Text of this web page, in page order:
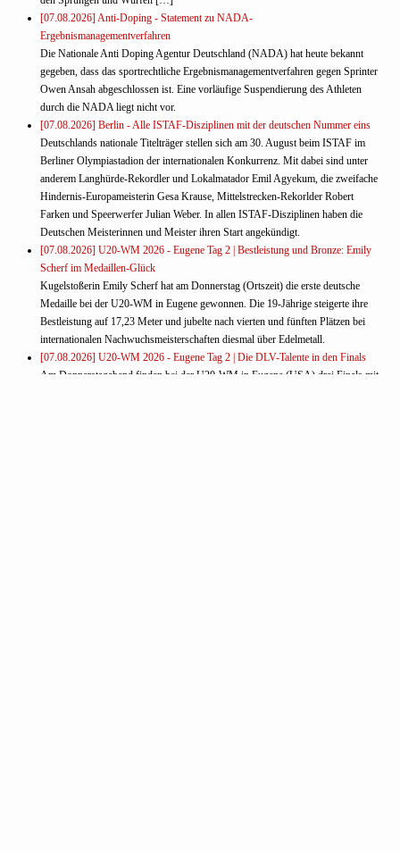
[07.08.2026] Anti-Doping - Statement zu NADA-
Ergebnismanagementverfahren
Die Nationale Anti Doping Agentur Deutschland (NADA) hat heute bekannt
gegeben, dass das sportrechtliche Ergebnismanagementverfahren gegen Sprinter
Owen Ansah abgeschlossen ist. Eine vorläufige Suspendierung des Athleten
durch die NADA liegt nicht vor.
[07.08.2026] Berlin - Alle ISTAF-Disziplinen mit der deutschen Nummer eins
Deutschlands nationale Titelträger stellen sich am 30. August beim ISTAF im
Berliner Olympiastadion der internationalen Konkurrenz. Mit dabei sind unter
anderem Langhürde-Rekordler und Lokalmatador Emil Agyekum, die zweifache
Hindernis-Europameisterin Gesa Krause, Mittelstrecken-Rekorlder Robert
Farken und Speerwerfer Julian Weber. In allen ISTAF-Disziplinen haben die
Deutschen Meisterinnen und Meister ihren Start angekündigt.
[07.08.2026] U20-WM 2026 - Eugene Tag 2 | Bestleistung und Bronze: Emily
Scherf im Medaillen-Glück
Kugelstoßerin Emily Scherf hat am Donnerstag (Ortszeit) die erste deutsche
Medaille bei der U20-WM in Eugene gewonnen. Die 19-Jährige steigerte ihre
Bestleistung auf 17,23 Meter und jubelte nach vierten und fünften Plätzen bei
internationalen Nachwuchsmeisterschaften diesmal über Edelmetall.
[07.08.2026] U20-WM 2026 - Eugene Tag 2 | Die DLV-Talente in den Finals
Am Donnerstagabend finden bei der U20-WM in Eugene (USA) drei Finals mit